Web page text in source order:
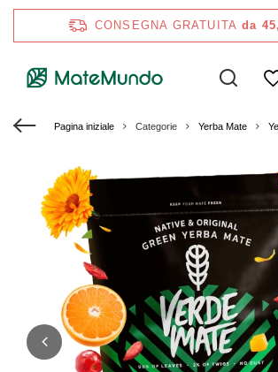
CONSEGNA GRATUITA da
Pagina iniziale Categorie Yerba Mate